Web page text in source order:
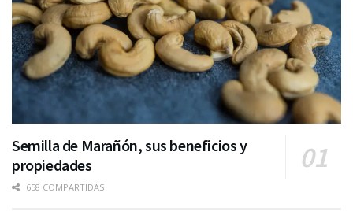
Semilla de Marañón, sus beneficios y
propiedades
658 COMPARTIDAS